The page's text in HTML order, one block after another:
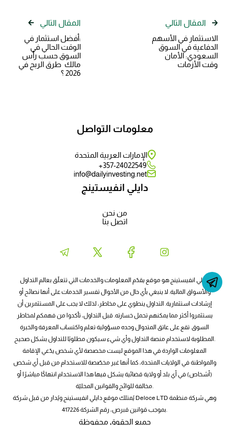
المقال التالي
الاستثمار في الأسهم
الدفاعية في السوق
السعودي: الأمان
وقت الأزمات
المقال التالي
:أفضل استثمار في
الوقت الحالي في
السوق حسب رأس
مالك طرق الربح في
2026 ؟
دايلي انفيستينج
من نحن
اتصل بنا
معلومات التواصل
الإمارات العربية المتحدة
357-24022549+
info@dailyinvesting.net
دايلي انفيستينج هو موقع يقدّم المعلومات والخدمات التي تتعلّق بعالم التداول
والأسواق المالية. لا ينبغي بأي حال من الأحوال تفسير الخدمات على أنها نصائح أو
إرشادات استثمارية. التداول ينطوي على مخاطر، لذلك لا يجب على المستثمرين أن
يستثمروا أكثر مما يمكنهم تحمل خسارته. قبل التداول، تأكدوا من فهمكم لمخاطر
السوق. تقع على عاتق المتدوال وحده مسؤولية تعلم واكتساب المعرفة والخبرة
المطلوبة لاستخدام منصة التداول وأي شيء سيكون مطلوبًا للتداول بشكل صحيح.
المعلومات الواردة في هذا الموقع ليست مخصصة لأي شخص يدّعي الإقامة
والمواطنة في الولايات المتحدة، كما أنها غير مخصّصة للاستخدام من قبل أي شخص
(أشخاص) في أي بلد أو ولاية قضائية يشكل فيها هذا الاستخدام انتهاكًا مباشرًا أو
مخالفة للوائح والقوانين المحليّة.
يُمتلك موقع دايلي انفيستينج ويُدار من قبل شركة Deloce LTD وهي شركة منظمة
بموجب قوانين قبرص، رقم الشركة 417226.
جميع الحقوق محفوظة